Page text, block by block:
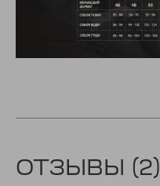
ОТЗЫВЫ (2)